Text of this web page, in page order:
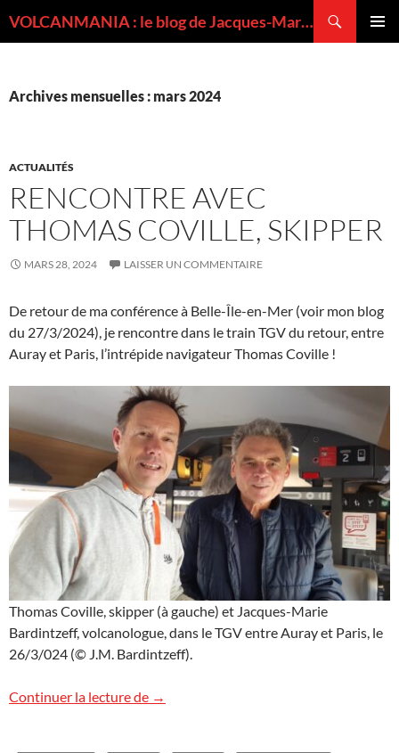
VOLCANMANIA : le blog de Jacques-Marie BARDINTZEFF, volcanologue
Archives mensuelles : mars 2024
ACTUALITÉS
RENCONTRE AVEC
THOMAS COVILLE, SKIPPER
MARS 28, 2024 LAISSER UN COMMENTAIRE
De retour de ma conférence à Belle-Île-en-Mer (voir mon blog
du 27/3/2024), je rencontre dans le train TGV du retour, entre
Auray et Paris, l’intrépide navigateur Thomas Coville !
Thomas Coville, skipper (à gauche) et Jacques-Marie
Bardintzeff, volcanologue, dans le TGV entre Auray et Paris, le
26/3/024 (© J.M. Bardintzeff).
Continuer la lecture de Rencontre avec Thomas Coville, skipper
→